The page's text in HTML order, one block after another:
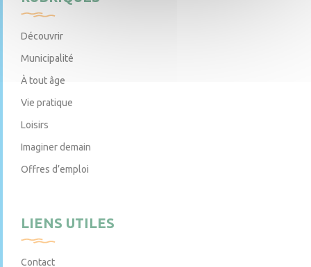
Découvrir
Municipalité
À tout âge
Vie pratique
Loisirs
Imaginer demain
Offres d’emploi
LIENS UTILES
Contact